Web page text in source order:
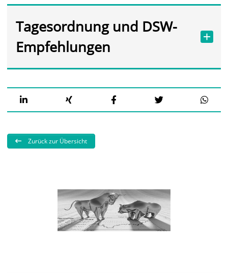
Tagesordnung und DSW-
Empfehlungen
Zurück zur Übersicht